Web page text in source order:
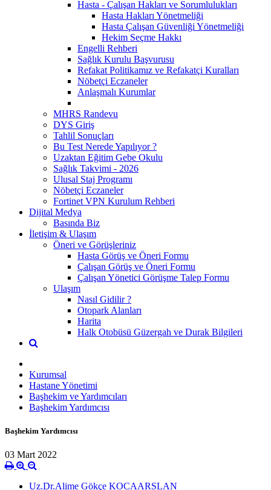
Hasta - Çalışan Hakları ve Sorumlulukları
Hasta Hakları Yönetmeliği
Hasta Çalışan Güvenliği Yönetmeliği
Hekim Seçme Hakkı
Engelli Rehberi
Sağlık Kurulu Başvurusu
Refakat Politikamız ve Refakatçi Kuralları
Nöbetçi Eczaneler
Anlaşmalı Kurumlar
MHRS Randevu
DYS Giriş
Tahlil Sonuçları
Bu Test Nerede Yapılıyor ?
Uzaktan Eğitim Gebe Okulu
Sağlık Takvimi - 2026
Ulusal Staj Programı
Nöbetçi Eczaneler
Fortinet VPN Kurulum Rehberi
Dijital Medya
Basında Biz
İletişim & Ulaşım
Öneri ve Görüşleriniz
Hasta Görüş ve Öneri Formu
Çalışan Görüş ve Öneri Formu
Çalışan Yönetici Görüşme Talep Formu
Ulaşım
Nasıl Gidilir ?
Otopark Alanları
Harita
Halk Otobüsü Güzergah ve Durak Bilgileri
Kurumsal
Hastane Yönetimi
Başhekim ve Yardımcıları
Başhekim Yardımcısı
Başhekim Yardımcısı
03 Mart 2022
Uz.Dr.Alime Gökçe KOCAARSLAN